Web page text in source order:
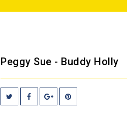
Peggy Sue - Buddy Holly